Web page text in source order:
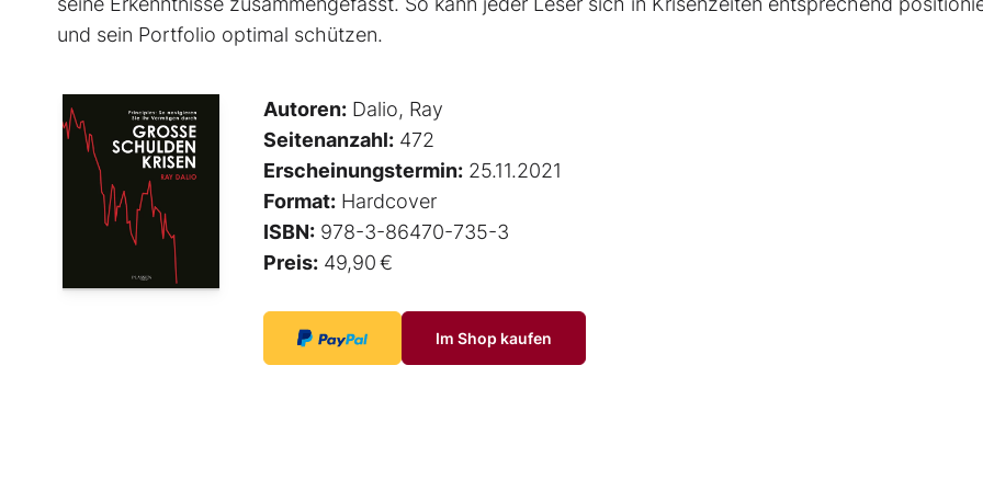
und sein Portfolio optimal schützen.
Autoren: Dalio, Ray
Seitenanzahl: 472
Erscheinungstermin: 25.11.2021
Format: Hardcover
ISBN: 978-3-86470-735-3
Preis: 49,90 €
Im Shop kaufen